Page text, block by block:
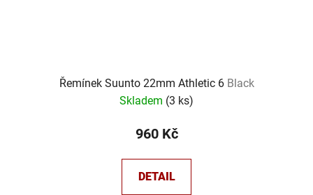
Řemínek Suunto 22mm Athletic 6 Black
Skladem (3 ks)
960 Kč
DETAIL